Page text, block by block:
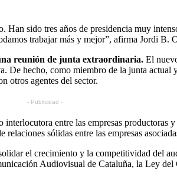
sido tres años de presidencia muy
trabajar más y mejor”, afirma Jordi B.
reunión de junta extraordinaria. El
hecho, como miembro de la junta actual
otros agentes del sector.
- Publicidad -
entre las empresas productoras
sólidas entre las empresas
el crecimiento y la competitividad del
Audiovisual de Cataluña, la Ley